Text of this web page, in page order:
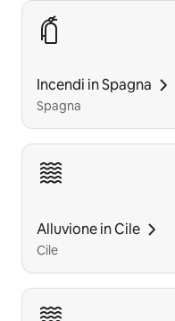
Incendi in Spagna
Spagna
Alluvione in Cile
Cile